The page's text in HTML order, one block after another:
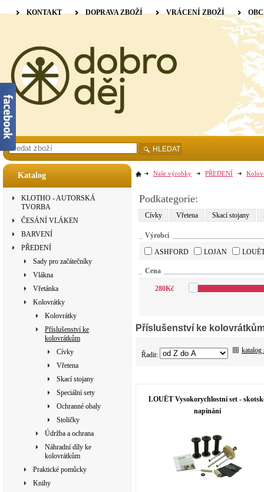
Katalog
KLOTHO - AUTORSKÁ
TVORBA
ČESÁNÍ VLÁKEN
BARVENÍ
PŘEDENÍ
Sady pro začátečníky
Vlákna
Vřetánka
Kolovrátky
Kolovrátky
Příslušenství ke
kolovrátkům
Cívky
Vřetena
Skací stojany
Speciální sety
Ochranné obaly
Stoličky
Údržba a ochrana
Náhradní díly ke
kolovrátkům
Praktické pomůcky
Knihy
Naše výrobky PŘEDENÍ
Podkategorie:
Cívky Vřetena Skací stojany
Výrobci
ASHFORD
LOJAN
Cena
280Kč
Příslušenství ke
Řadit:
katalog
LOUËT Vysokorychlostní set -
napínání
KONTAKT DOPRAVA ZBOŽÍ VRÁCENÍ ZBOŽÍ
HLEDAT